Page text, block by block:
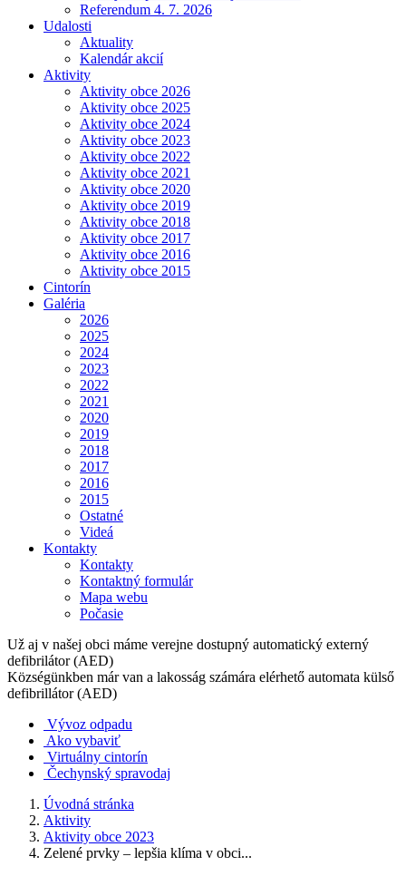
Referendum 4. 7. 2026
Udalosti
Aktuality
Kalendár akcií
Aktivity
Aktivity obce 2026
Aktivity obce 2025
Aktivity obce 2024
Aktivity obce 2023
Aktivity obce 2022
Aktivity obce 2021
Aktivity obce 2020
Aktivity obce 2019
Aktivity obce 2018
Aktivity obce 2017
Aktivity obce 2016
Aktivity obce 2015
Cintorín
Galéria
2026
2025
2024
2023
2022
2021
2020
2019
2018
2017
2016
2015
Ostatné
Videá
Kontakty
Kontakty
Kontaktný formulár
Mapa webu
Počasie
Už aj v našej obci máme verejne dostupný automatický externý
defibrilátor (AED)
Községünkben már van a lakosság számára elérhető automata külső
defibrillátor (AED)
Vývoz odpadu
Ako vybaviť
Virtuálny cintorín
Čechynský spravodaj
Úvodná stránka
Aktivity
Aktivity obce 2023
Zelené prvky – lepšia klíma v obci...